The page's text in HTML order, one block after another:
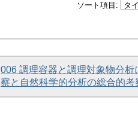
ソート項目:
006 調理容器と調理対象物分
察と自然科学的分析の総合的考